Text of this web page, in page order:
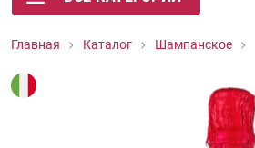
Главная Каталог Шампанское